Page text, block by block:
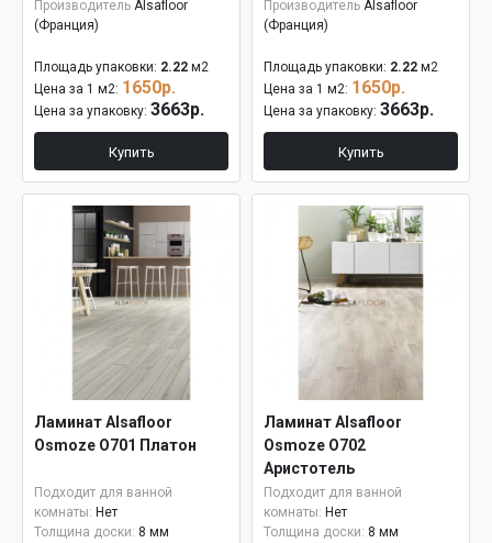
Производитель Alsafloor
(Франция)
Площадь упаковки: 2.22 м2
Цена за 1 м2: 1650р.
Цена за упаковку: 3663р.
Купить
Производитель Alsafloor
(Франция)
Площадь упаковки: 2.22 м2
Цена за 1 м2: 1650р.
Цена за упаковку: 3663р.
Купить
Ламинат Alsafloor
Osmoze О701 Платон
Подходит для ванной
комнаты: Нет
Толщина доски: 8 мм
Ламинат Alsafloor
Osmoze О702
Аристотель
Подходит для ванной
комнаты: Нет
Толщина доски: 8 мм